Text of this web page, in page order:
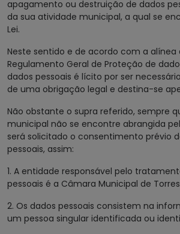
apagamento ou destruição de dados
da sua atividade municipal, a qual se
Lei.
Neste sentido e de acordo com a alínea
Regulamento Geral de Proteção de
dados pessoais é lícito por ser
de uma obrigação legal e destina-se
Não obstante o supra referido, sempre
municipal não se encontre abrangida
será solicitado o consentimento prévio
pessoais, assim:
1. A entidade responsável pelo
pessoais é a Câmara Municipal de
2. Os dados pessoais consistem na
um pessoa singular identificada ou